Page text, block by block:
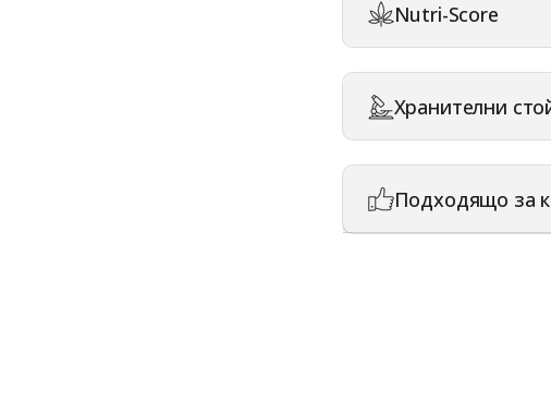
Nutri-Score
Хранителни
Подходящо за